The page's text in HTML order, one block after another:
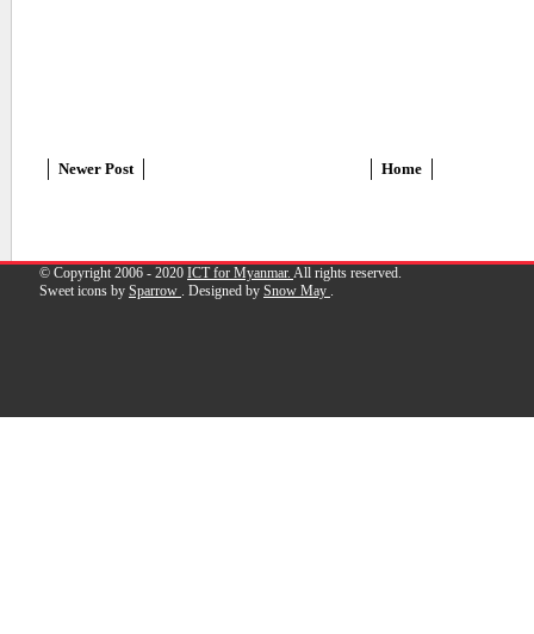
Newer Post Home
© Copyright 2006 - 2020 ICT for Myanmar. All rights reserved.
Sweet icons by Sparrow . Designed by Snow May .